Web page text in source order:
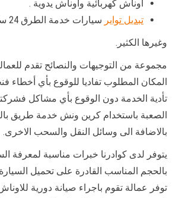
اوناش كهربائية واوناش يدوية .
تبديل تواير سيارات خدمة الطرق 24 ساعة .
وغيرها الكثير.
مجموعة من التوجيهات والنصائح تقدم
المكان المطلوب تفاديا للوقوع بأي
تأدية الخدمة دون الوقوع بأي مشاكل
الصعبة باستخدام كرين ونش خدمة طريق
بالاضافة الى وسائل النقل والسحب الاخرى.
يتوفر لدى كوادرنا خبرات مناسبة لمعرفة
بالحجم المناسب القادرة على تحميل
توفر عمالة تقوم باجراء صيانة دورية